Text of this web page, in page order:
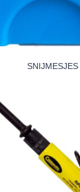
SNIJMESJES